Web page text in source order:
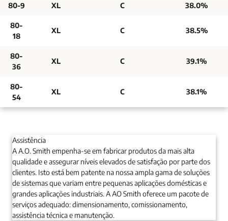
80-9 XL C 38.0%
80-
18
XL C 38.5%
80-
36
XL C 39.1%
80-
54
XL C 38.1%
Assistência
A A.O. Smith empenha-se em fabricar produtos da mais alta
qualidade e assegurar níveis elevados de satisfação por parte dos
clientes. Isto está bem patente na nossa ampla gama de soluções
de sistemas que variam entre pequenas aplicações domésticas e
grandes aplicações industriais. A AO Smith oferece um pacote de
serviços adequado: dimensionamento, comissionamento,
assistência técnica e manutenção.